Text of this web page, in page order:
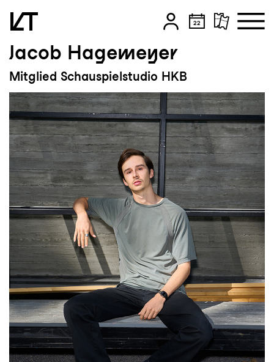
Zum Hauptinhalt springen
Zum Footer springen
Jacob Hagemeyer
Mitglied Schauspielstudio HKB